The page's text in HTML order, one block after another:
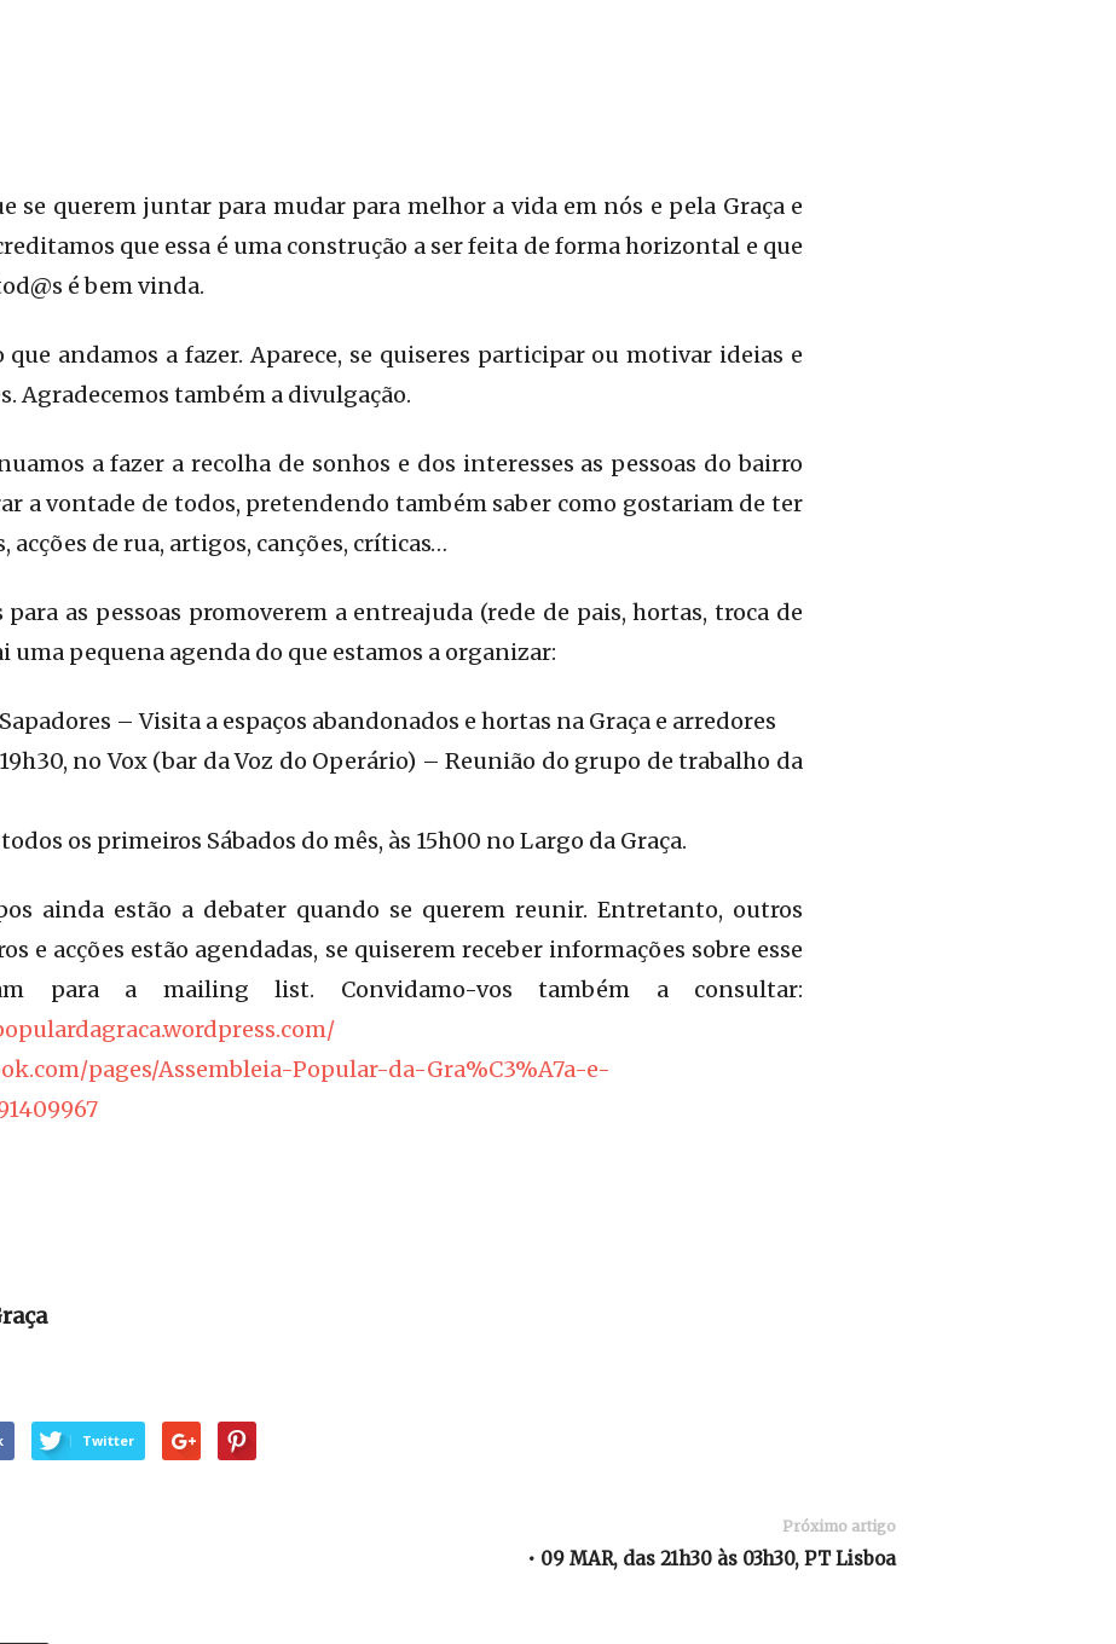
se querem juntar para mudar para melhor a vida em nós e pela Graça e
que essa é uma construção a ser feita de forma horizontal e que
é bem vinda.
andamos a fazer. Aparece, se quiseres participar ou motivar ideias e
Agradecemos também a divulgação.
a fazer a recolha de sonhos e dos interesses as pessoas do bairro
a vontade de todos, pretendendo também saber como gostariam de ter
acções de rua, artigos, canções, críticas…
para as pessoas promoverem a entreajuda (rede de pais, hortas, troca de
uma pequena agenda do que estamos a organizar:
Sapadores – Visita a espaços abandonados e hortas na Graça e arredores
no Vox (bar da Voz do Operário) – Reunião do grupo de trabalho da
os primeiros Sábados do mês, às 15h00 no Largo da Graça.
ainda estão a debater quando se querem reunir. Entretanto, outros
e acções estão agendadas, se quiserem receber informações sobre esse
para a mailing list. Convidamo-vos também a consultar:
pages/Assembleia-Popular-da-Gra%C3%A7a-e-
Twitter
Próximo artigo
• 09 MAR, das 21h30 às 03h30, PT Lisboa